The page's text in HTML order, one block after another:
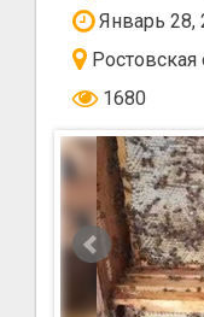
Январь 28,
1680